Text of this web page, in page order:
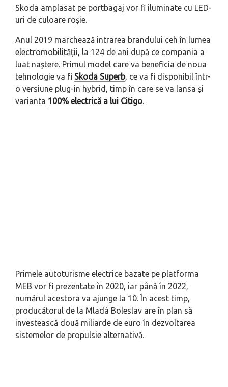
Skoda amplasat pe portbagaj vor fi iluminate cu LED-
uri de culoare roșie.
Anul 2019 marchează intrarea brandului ceh în lumea
electromobilității, la 124 de ani după ce compania a
luat naștere. Primul model care va beneficia de noua
tehnologie va fi Skoda Superb, ce va fi disponibil într-
o versiune plug-in hybrid, timp în care se va lansa și
varianta 100% electrică a lui Citigo.
Primele autoturisme electrice bazate pe platforma
MEB vor fi prezentate în 2020, iar până în 2022,
numărul acestora va ajunge la 10. În acest timp,
producătorul de la Mladá Boleslav are în plan să
investească două miliarde de euro în dezvoltarea
sistemelor de propulsie alternativă.